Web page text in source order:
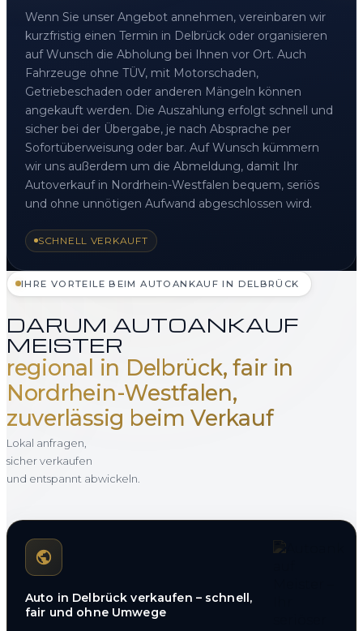
Wenn Sie unser Angebot annehmen, vereinbaren wir
kurzfristig einen Termin in Delbrück oder organisieren
auf Wunsch die Abholung bei Ihnen vor Ort. Auch
Fahrzeuge ohne TÜV, mit Motorschaden,
Getriebeschaden oder anderen Mängeln können
angekauft werden. Die Auszahlung erfolgt schnell und
sicher bei der Übergabe, je nach Absprache per
Sofortüberweisung oder bar. Auf Wunsch kümmern
wir uns außerdem um die Abmeldung, damit Ihr
Autoverkauf in Nordrhein-Westfalen bequem, seriös
und ohne unnötigen Aufwand abgeschlossen wird.
SCHNELL VERKAUFT
IHRE VORTEILE BEIM AUTOANKAUF IN DELBRÜCK
DARUM AUTOANKAUF
MEISTER
regional in Delbrück, fair in
Nordrhein-Westfalen,
zuverlässig beim Verkauf
Lokal anfragen,
sicher verkaufen
und entspannt abwickeln.
Auto in Delbrück verkaufen – schnell,
fair und ohne Umwege